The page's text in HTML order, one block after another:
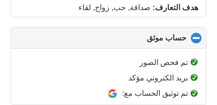
هدف التعارف: صداقة, حب, زواج, لقاء
حساب موثق
to
contents
تم فحص الصور
بريد الكتروني مؤكد
تم توثيق الحساب مع: